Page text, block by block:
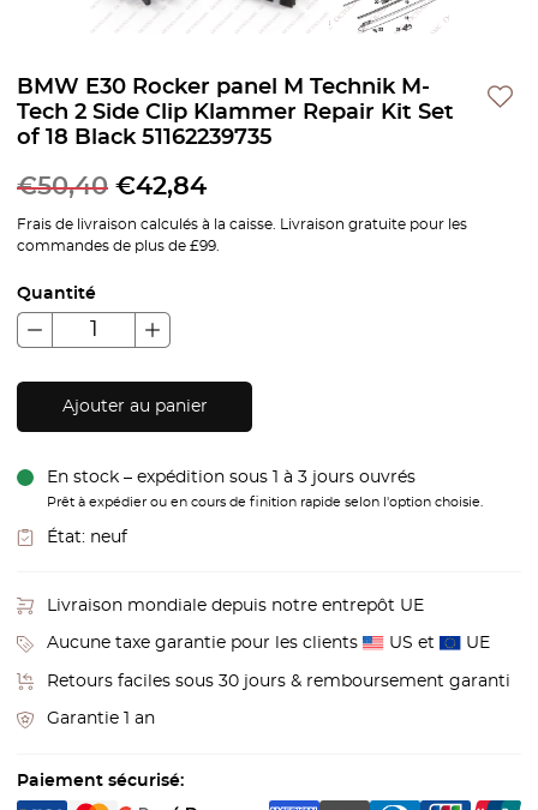
BMW E30 Rocker panel M Technik M-
Tech 2 Side Clip Klammer Repair Kit Set
of 18 Black 51162239735
€50,40 €42,84
Frais de livraison calculés à la caisse. Livraison gratuite pour les
commandes de plus de £99.
Quantité
Ajouter au panier
En stock – expédition sous 1 à 3 jours ouvrés
Prêt à expédier ou en cours de finition rapide selon l'option choisie.
État: neuf
Livraison mondiale depuis notre entrepôt UE
Aucune taxe garantie pour les clients US et UE
Retours faciles sous 30 jours & remboursement garanti
Garantie 1 an
Paiement sécurisé: